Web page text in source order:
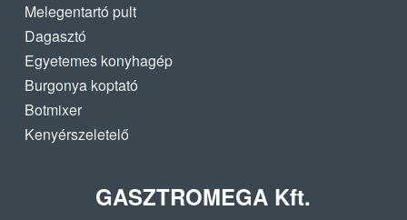
Melegentartó pult
Dagasztó
Egyetemes konyhagép
Burgonya koptató
Botmixer
Kenyérszeletelő
GASZTROMEGA Kft.